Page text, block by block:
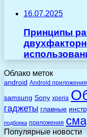
16.07.2025
Принципы
Облако меток
android Android приложения
samsung Sony xperia
гаджеты главные
подборка приложения
Популярные новости